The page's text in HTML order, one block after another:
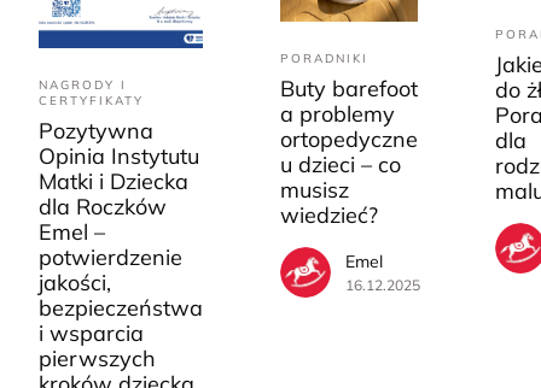
NAGRODY I
CERTYFIKATY
Pozytywna
Opinia Instytutu
Matki i Dziecka
dla Roczków
Emel –
potwierdzenie
jakości,
bezpieczeństwa
i wsparcia
pierwszych
PORADNIKI
Buty barefoot
a problemy
ortopedyczne
u dzieci – co
musisz
wiedzieć?
Emel
16.12.2025
do
dla